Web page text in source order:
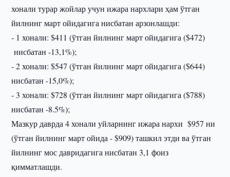
хонали турар жойлар учун ижара нархлари ҳам ўтган
йилнинг март ойидагига нисбатан арзонлашди:
- 1 хонали: $411 (ўтган йилнинг март ойидагига ($472)
нисбатан -13,1%);
- 2 хонали: $547 (ўтган йилнинг март ойидагига ($644)
нисбатан -15,0%);
- 3 хонали: $728 (ўтган йилнинг март ойидагига ($788)
нисбатан -8.5%);
Мазкур даврда 4 хонали уйларнинг ижара нархи $957 ни
(ўтган йилнинг март ойида - $909) ташкил этди ва ўтган
йилнинг мос давридагига нисбатан 3,1 фоиз
қимматлашди.